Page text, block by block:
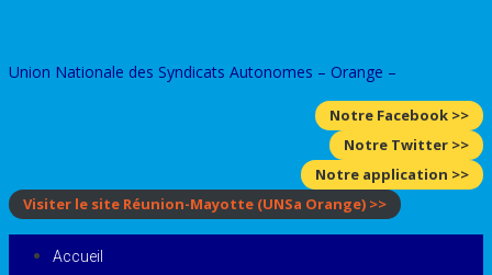
content
Union Nationale des Syndicats Autonomes – Orange –
Notre Facebook >>
Notre Twitter >>
Notre application >>
Visiter le site Réunion-Mayotte (UNSa Orange) >>
Accueil